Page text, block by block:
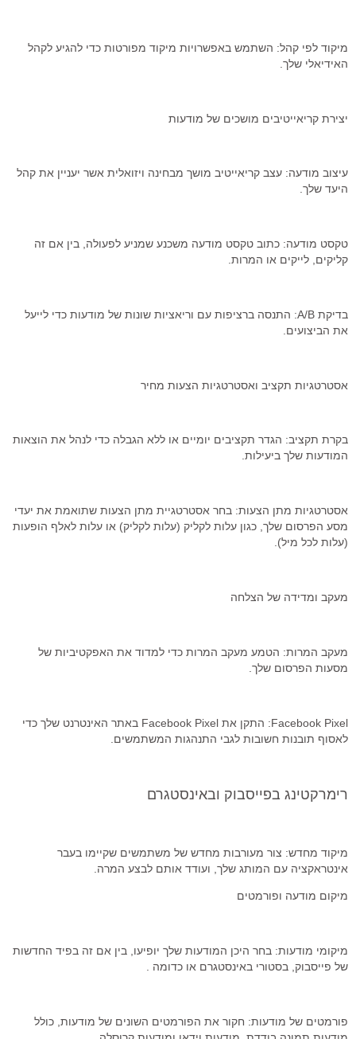
מיקוד לפי קהל: השתמש באפשרויות מיקוד מפורטות כדי להגיע לקהל
האידיאלי שלך.
יצירת קריאייטיבים מושכים של מודעות
עיצוב מודעה: עצב קריאייטיב מושך מבחינה ויזואלית אשר יעניין את קהל
היעד שלך.
טקסט מודעה: כתוב טקסט מודעה משכנע שמניע לפעולה, בין אם זה
קליקים, לייקים או המרות.
בדיקת A/B: התנסה ברציפות עם וריאציות שונות של מודעות כדי לייעל
את הביצועים.
אסטרטגיות תקציב ואסטרטגיות הצעות מחיר
בקרת תקציב: הגדר תקציבים יומיים או ללא הגבלה כדי לנהל את הוצאות
המודעות שלך ביעילות.
אסטרטגיות מתן הצעות: בחר אסטרטגיית מתן הצעות שתואמת את יעדי
מסע הפרסום שלך, כגון עלות לקליק (עלות לקליק) או עלות לאלף הופעות
(עלות לכל מיל).
מעקב ומדידה של הצלחה
מעקב המרות: הטמע מעקב המרות כדי למדוד את האפקטיביות של
מסעות הפרסום שלך.
Facebook Pixel: התקן את Facebook Pixel באתר האינטרנט שלך כדי
לאסוף תובנות חשובות לגבי התנהגות המשתמשים.
רימרקטינג בפייסבוק ובאינסטגרם
מיקוד מחדש: צור מעורבות מחדש של משתמשים שקיימו בעבר
אינטראקציה עם המותג שלך, ועודד אותם לבצע המרה.
מיקום מודעה ופורמטים
מיקומי מודעות: בחר היכן המודעות שלך יופיעו, בין אם זה בפיד החדשות
של פייסבוק, בסטורי באינסטגרם או כדומה .
פורמטים של מודעות: חקור את הפורמטים השונים של מודעות, כולל